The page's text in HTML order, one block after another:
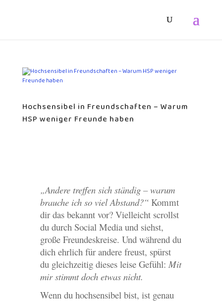
Hochsensibel in Freundschaften – Warum
HSP weniger Freunde haben
„Andere treffen sich ständig – warum
brauche ich so viel Abstand?“ Kommt
dir das bekannt vor? Vielleicht scrollst
du durch Social Media und siehst,
große Freundeskreise. Und während du
dich ehrlich für andere freust, spürst
du gleichzeitig dieses leise Gefühl: Mit
mir stimmt doch etwas nicht.
Wenn du hochsensibel bist, ist genau